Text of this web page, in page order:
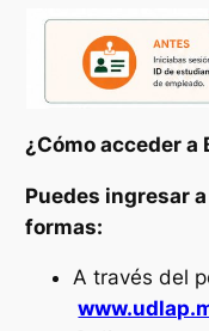
¿Cómo acceder a
Puedes ingresar
formas:
A través del